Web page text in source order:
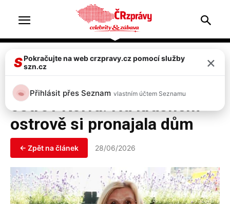
Celebrity
Jana Paulová a její útěky na
ostrov Korfu: Na krásném
ostrově si pronajala dům
← Zpět na článek 28/06/2026
SPokračujte na web crzpravy.cz pomocí služby
szn.cz
×
Přihlásit přes Seznam vlastním účtem Seznamu